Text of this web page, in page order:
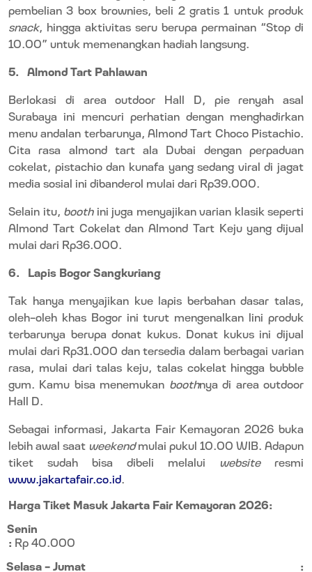
pembelian 3 box brownies, beli 2 gratis 1 untuk produk
snack, hingga aktivitas seru berupa permainan “Stop di
10.00” untuk memenangkan hadiah langsung.
5.
Almond Tart Pahlawan
Berlokasi di area outdoor Hall D, pie renyah asal
Surabaya ini mencuri perhatian dengan menghadirkan
menu andalan terbarunya, Almond Tart Choco Pistachio.
Cita rasa almond tart ala Dubai dengan perpaduan
cokelat, pistachio dan kunafa yang sedang viral di jagat
media sosial ini dibanderol mulai dari Rp39.000.
Selain itu, boothini juga menyajikan varian klasik seperti
Almond Tart Cokelat dan Almond Tart Keju yang dijual
mulai dari Rp36.000.
6.
Lapis Bogor Sangkuriang
Tak hanya menyajikan kue lapis berbahan dasar talas,
oleh-oleh khas Bogor ini turut mengenalkan lini produk
terbarunya berupa donat kukus. Donat kukus ini dijual
mulai dari Rp31.000 dan tersedia dalam berbagai varian
rasa, mulai dari talas keju, talas cokelat hingga bubble
gum. Kamu bisa menemukan boothnya di area outdoor
Hall D.
Sebagai informasi, Jakarta Fair Kemayoran 2026 buka
lebih awal saat weekendmulai pukul 10.00 WIB. Adapun
tiket sudah bisa dibeli melalui websiteresmi
www.jakartafair.co.id.
Harga Tiket Masuk Jakarta Fair Kemayoran 2026:
Senin
: Rp 40.000
Selasa – Jumat
: